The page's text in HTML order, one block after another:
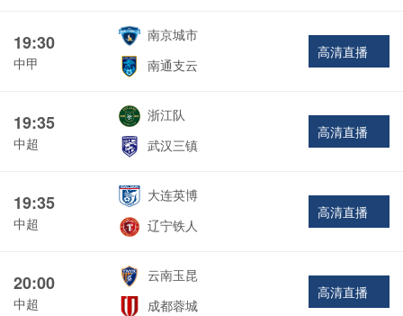
19:30
中甲
南京城市
南通支云
高清直播
19:35
中超
浙江队
武汉三镇
高清直播
19:35
中超
大连英博
辽宁铁人
高清直播
20:00
中超
云南玉昆
成都蓉城
高清直播